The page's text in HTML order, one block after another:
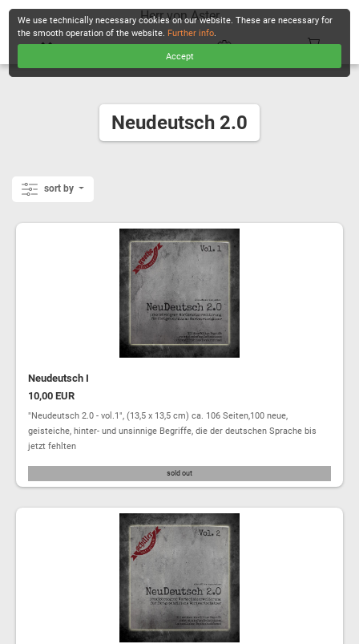
Herr von Aster
Neudeutsch 2.0
sort by
Neudeutsch I
10,00 EUR
"Neudeutsch 2.0 - vol.1", (13,5 x 13,5 cm) ca. 106 Seiten,100 neue,
geisteiche, hinter- und unsinnige Begriffe, die der deutschen Sprache bis
jetzt fehlten
sold out
We use technically necessary cookies on our website. These are necessary for
the smooth operation of the website. Further info.
Accept